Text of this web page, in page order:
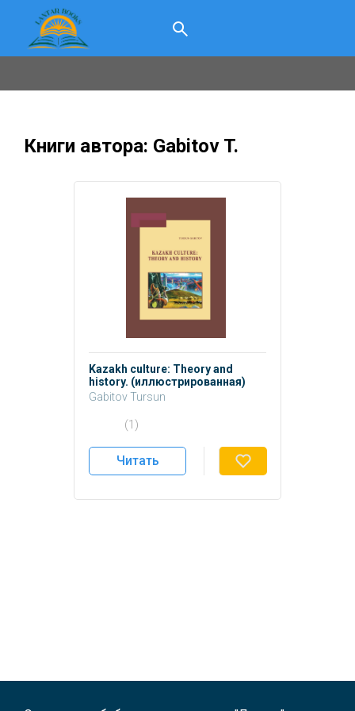
Книги автора: Gabitov T.
Kazakh culture: Theory and
history. (иллюстрированная)
Gabitov Tursun
Gabitov T.
(1)
Читать